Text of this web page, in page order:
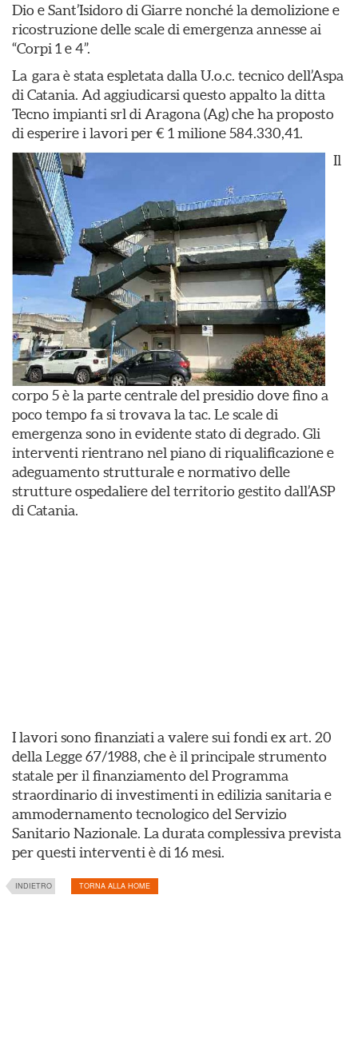
Dio e Sant’Isidoro di Giarre nonché la demolizione e
ricostruzione delle scale di emergenza annesse ai
“Corpi 1 e 4”.
La gara è stata espletata dalla U.o.c. tecnico dell’Aspa
di Catania. Ad aggiudicarsi questo appalto la ditta
Tecno impianti srl di Aragona (Ag) che ha proposto
di esperire i lavori per € 1 milione 584.330,41.
Il
corpo 5 è la parte centrale del presidio dove fino a
poco tempo fa si trovava la tac. Le scale di
emergenza sono in evidente stato di degrado. Gli
interventi rientrano nel piano di riqualificazione e
adeguamento strutturale e normativo delle
strutture ospedaliere del territorio gestito dall’ASP
di Catania.
I lavori sono finanziati a valere sui fondi ex art. 20
della Legge 67/1988, che è il principale strumento
statale per il finanziamento del Programma
straordinario di investimenti in edilizia sanitaria e
ammodernamento tecnologico del Servizio
Sanitario Nazionale. La durata complessiva prevista
per questi interventi è di 16 mesi.
INDIETRO TORNA ALLA HOME